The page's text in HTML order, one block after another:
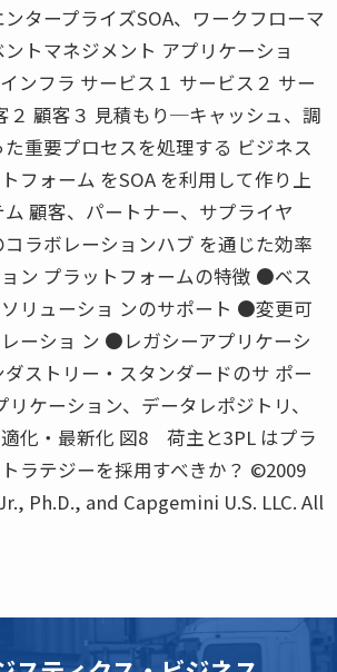
タープライズSOA、ワークフローマ
トマネジメント アプリケーショ
ンフラ サービス１ サービス２ サー
２ 顧客３ 見積もり─キャッシュ、調
重要プロセスを処理する ビジネス
フォーム をSOA を利用して作り上
顧客、パートナー、サプライヤ
ラボレーションハブ を通じた効率
ン プラットフォームの特徴 ●ベス
リューショ ンのサポート ●変更可
ーショ ン ●レガシーアプリケーシ
ストリー・スタンダードのサ ポー
ケーション、データレポジトリ、
化・最新化 図8 荷主と3PL はプラ
ラテジーを採用すべきか？ ©2009
Ph.D., and Capgemini U.S. LLC. All